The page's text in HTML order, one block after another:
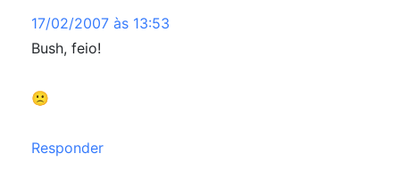
17/02/2007 às 13:53
Bush, feio!
🙁
Responder